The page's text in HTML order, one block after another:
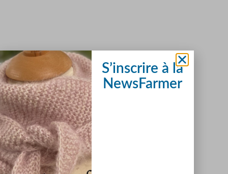
S’inscrire à la
NewsFarmer